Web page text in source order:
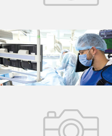
№ 25 (423)
сердца